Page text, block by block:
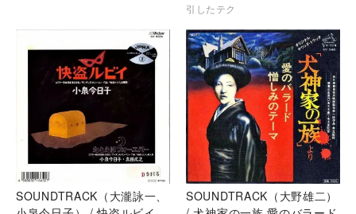
引したテク
SOUNDTRACK（大瀧詠一、
SOUNDTRACK（大野雄二）